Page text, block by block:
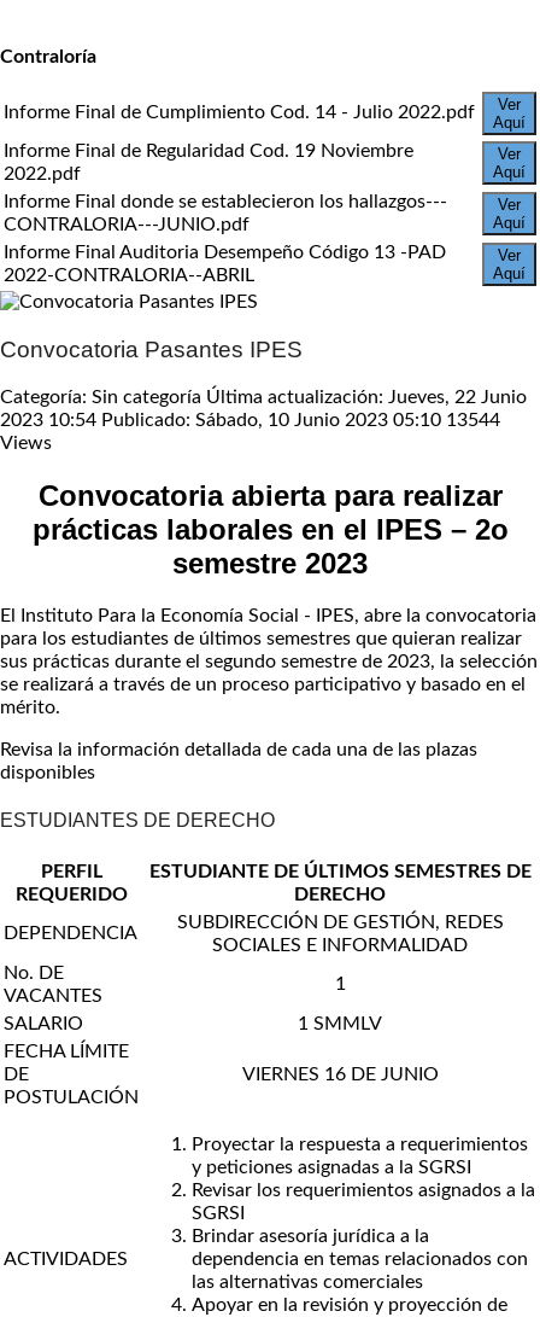
Contraloría
Informe Final de Cumplimiento Cod. 14 - Julio 2022.pdf
Ver
Aquí
Informe Final de Regularidad Cod. 19 Noviembre
2022.pdf
Ver
Aquí
Informe Final donde se establecieron los hallazgos---
CONTRALORIA---JUNIO.pdf
Ver
Aquí
Informe Final Auditoria Desempeño Código 13 -PAD
2022-CONTRALORIA--ABRIL
Ver
Aquí
Convocatoria Pasantes IPES
Categoría: Sin categoría Última actualización: Jueves, 22 Junio
2023 10:54 Publicado: Sábado, 10 Junio 2023 05:10 13544
Views
Convocatoria abierta para realizar
prácticas laborales en el IPES – 2o
semestre 2023
El Instituto Para la Economía Social - IPES, abre la convocatoria
para los estudiantes de últimos semestres que quieran realizar
sus prácticas durante el segundo semestre de 2023, la selección
se realizará a través de un proceso participativo y basado en el
mérito.
Revisa la información detallada de cada una de las plazas
disponibles
ESTUDIANTES DE DERECHO
PERFIL
REQUERIDO
ESTUDIANTE DE ÚLTIMOS SEMESTRES DE
DERECHO
DEPENDENCIA
SUBDIRECCIÓN DE GESTIÓN, REDES
SOCIALES E INFORMALIDAD
No. DE
VACANTES
1
SALARIO
1 SMMLV
FECHA LÍMITE
DE
POSTULACIÓN
VIERNES 16 DE JUNIO
ACTIVIDADES
Proyectar la respuesta a requerimientos
y peticiones asignadas a la SGRSI
Revisar los requerimientos asignados a la
SGRSI
Brindar asesoría jurídica a la
dependencia en temas relacionados con
las alternativas comerciales
Apoyar en la revisión y proyección de